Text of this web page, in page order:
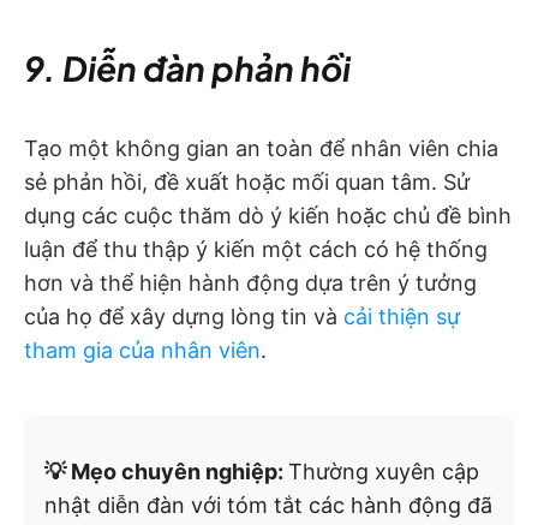
9. Diễn đàn phản hồi
Tạo một không gian an toàn để nhân viên chia
sẻ phản hồi, đề xuất hoặc mối quan tâm. Sử
dụng các cuộc thăm dò ý kiến hoặc chủ đề bình
luận để thu thập ý kiến một cách có hệ thống
hơn và thể hiện hành động dựa trên ý tưởng
của họ để xây dựng lòng tin và cải thiện sự
tham gia của nhân viên.
💡 Mẹo chuyên nghiệp: Thường xuyên cập
nhật diễn đàn với tóm tắt các hành động đã